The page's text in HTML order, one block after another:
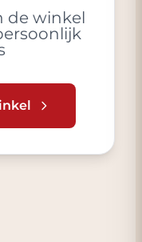
de winkel